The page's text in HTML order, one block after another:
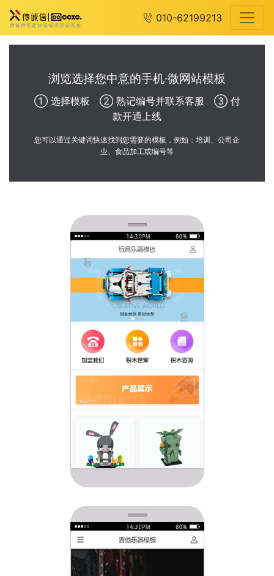
010-62199213
浏览选择您中意的手机·微网站模板
① 选择模板 ② 熟记编号并联系客服 ③ 付
款开通上线
您可以通过关键词快速找到您需要的模板，例如：培训、公司企
业、食品加工或编号等